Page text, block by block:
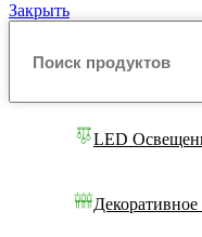
Закрыть
LED